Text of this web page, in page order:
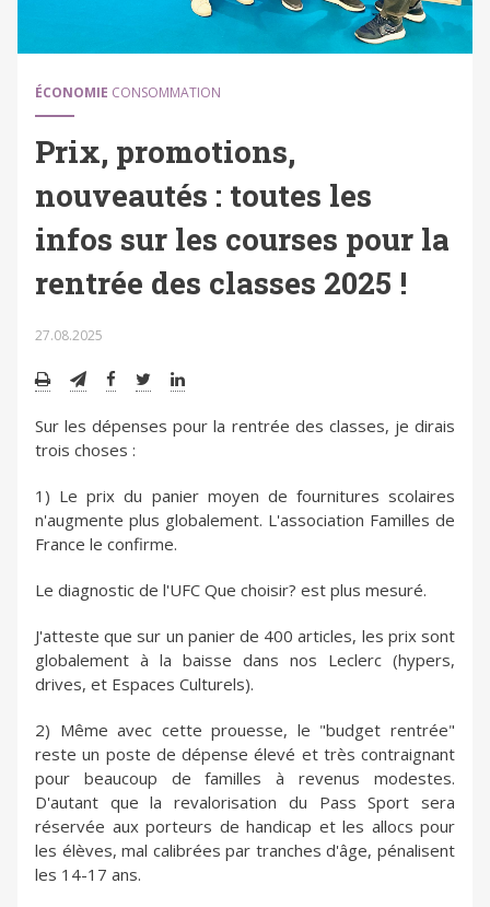
ÉCONOMIE CONSOMMATION
Prix, promotions,
nouveautés : toutes les
infos sur les courses pour la
rentrée des classes 2025 !
27.08.2025
Sur les dépenses pour la rentrée des classes, je dirais
trois choses :
1) Le prix du panier moyen de fournitures scolaires
n'augmente plus globalement. L'association Familles de
France le confirme.
Le diagnostic de l'UFC Que choisir? est plus mesuré.
J'atteste que sur un panier de 400 articles, les prix sont
globalement à la baisse dans nos Leclerc (hypers,
drives, et Espaces Culturels).
2) Même avec cette prouesse, le "budget rentrée"
reste un poste de dépense élevé et très contraignant
pour beaucoup de familles à revenus modestes.
D'autant que la revalorisation du Pass Sport sera
réservée aux porteurs de handicap et les allocs pour
les élèves, mal calibrées par tranches d'âge, pénalisent
les 14-17 ans.